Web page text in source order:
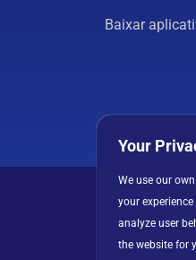
Baixar
Your
We use our
your
analyze user
the website for